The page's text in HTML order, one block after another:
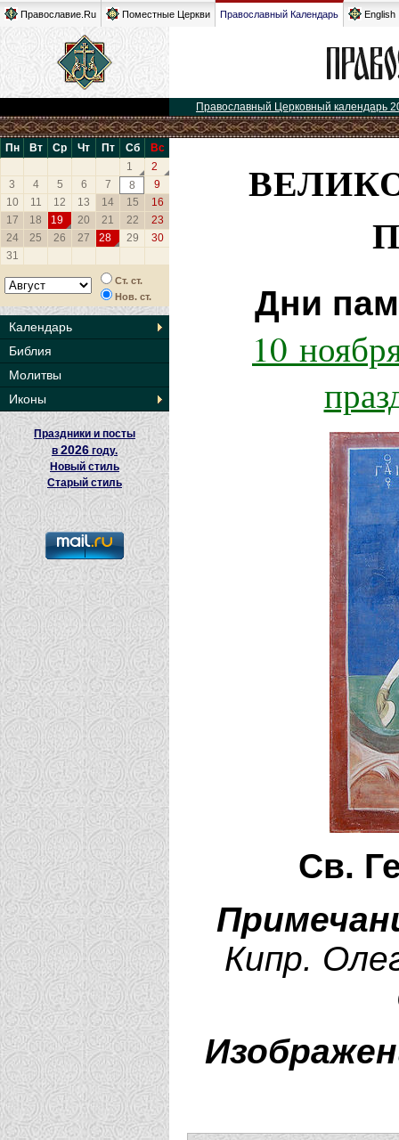
Православие.Ru Поместные Церкви Православный Календарь English
Православный Церковный календарь
Пн Вт Ср Чт Пт Сб
Вс
1
2
3
4 5 6 7 8
9
10
11 12 13 14 15
16
17
18 19 20 21 22
23
24
25 26 27 28 29
30
31
Ст. ст.
Нов. ст.
Календарь
Библия
Молитвы
Иконы
Праздники и посты
в2026 году.
Новый стиль
Старый стиль
Дни
10
Св.
Кипр.